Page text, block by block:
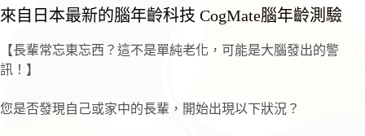
記
力
與
注
來自日本最新的腦年齡科技 CogMate腦年齡測驗
【長輩常忘東忘西？這不是單純老化，可能是大腦發出的警
訊！】
您是否發現自己或家中的長輩，開始出現以下狀況？